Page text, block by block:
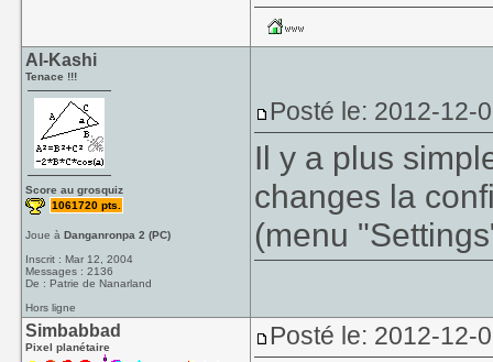
Al-Kashi
Tenace !!!
Score au grosquiz
1061720 pts.
Joue àDanganronpa 2 (PC)
Inscrit : Mar 12, 2004
Messages : 2136
De : Patrie de Nanarland
Hors ligne
Posté le: 2012-12-
Il y a plus
changes la
(menu
Simbabbad
Pixel planétaire Posté le: 2012-12-